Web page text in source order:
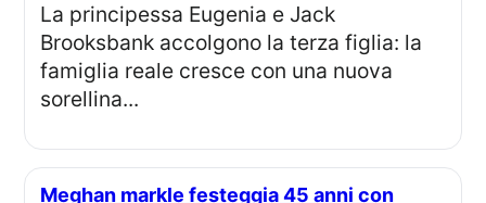
La principessa Eugenia e Jack
Brooksbank accolgono la terza figlia: la
famiglia reale cresce con una nuova
sorellina...
Meghan markle festeggia 45 anni con